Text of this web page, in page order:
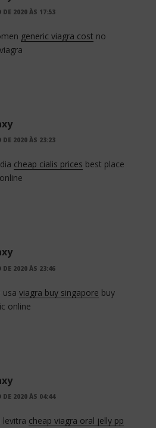
DE 2020 ÀS 17:53
generic viagra cost no
DE 2020 ÀS 23:23
cheap cialis prices best place
DE 2020 ÀS 23:46
usa viagra buy singapore buy
online
DE 2020 ÀS 04:44
levitra cheap viagra oral jelly pp